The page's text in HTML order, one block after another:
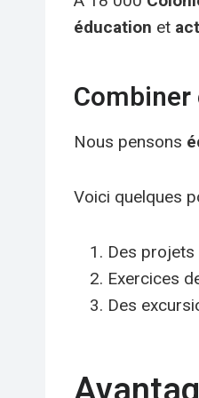
éducation et
Nous pensons
Voici quelques
Des
Exercices
Des